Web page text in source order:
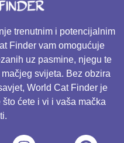
trenutnim i potencijalnim
Finder vam omogućuje
uz pasmine, njegu te
svijeta. Bez obzira
World Cat Finder je
ćete i vi i vaša mačka